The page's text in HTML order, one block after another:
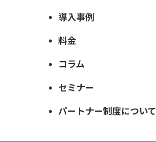
導入事例
料金
コラム
セミナー
パートナー制度について